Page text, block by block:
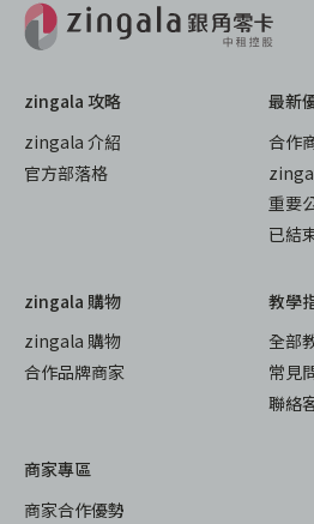
zingala 攻略
zingala 介紹
官方部落格
最新
合作
重要
已結
zingala 購物
zingala 購物
合作品牌商家
教學
全部
常見
聯絡
商家專區
商家合作優勢